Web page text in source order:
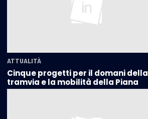
ATTUALITÀ
Cinque progetti per il domani della
tramvia e la mobilità della Piana